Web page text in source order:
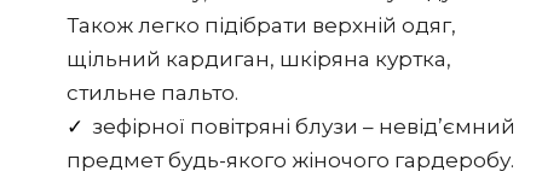
Також легко підібрати верхній одяг,
щільний кардиган, шкіряна куртка,
стильне пальто.
зефірної повітряні блузи – невід’ємний
предмет будь-якого жіночого гардеробу.